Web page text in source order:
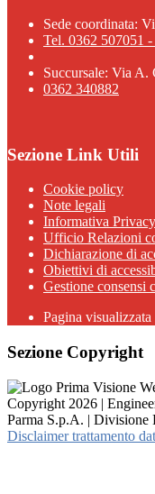
Sede coordinata:
Tel. 0362 507051
Succursale: Via A.
0362 340882
Sezione Link Utili
Cookie policy
Note legali
Informativa Privacy
Ufficio Relazioni
Dichiarazione di
Obiettivi di
Gestione consensi
Pagina
Sezione Copyright
Copyright 2026 |
Parma S.p.A. |
Disclaimer trattamento